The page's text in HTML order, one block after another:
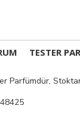
TESTER
Parfümdür,